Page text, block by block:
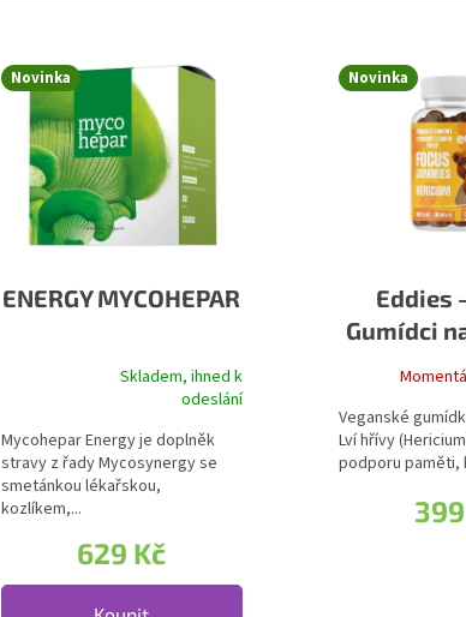
Novinka
ENERGY MYCOHEPAR
Průměrné hodnocení produktu je 5,0 z 5 hvězdiček.
Skladem, ihned k
odeslání
629 Kč
Mycohepar Energy je doplněk
stravy z řady Mycosynergy se
smetánkou lékařskou,
kozlíkem,...
Novinka
Eddies
Gumídci
Veganské
Lví hřívy
podporu paměti,